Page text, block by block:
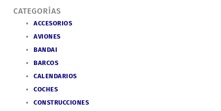
CATEGORÍAS
ACCESORIOS
AVIONES
BANDAI
BARCOS
CALENDARIOS
COCHES
CONSTRUCCIONES